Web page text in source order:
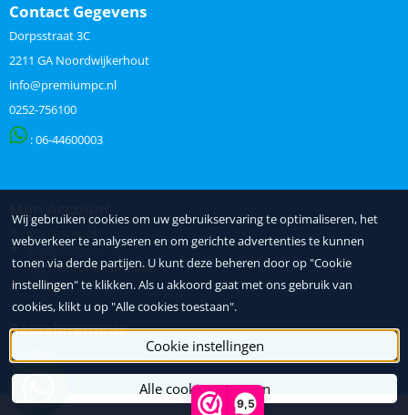
9,5
Contact Gegevens
Dorpsstraat 3C
2211 GA Noordwijkerhout
info@premiumpc.nl
0252-756100
: 06-44600003
Mijn Account
Wijzig Account
Mijn Accountinformatie
Inloggen
Betaalmethode
Contant
Pin
Wij gebruiken cookies om uw gebruikservaring te optimaliseren, het
webverkeer te analyseren en om gerichte advertenties te kunnen
tonen via derde partijen. U kunt deze beheren door op "Cookie
instellingen" te klikken. Als u akkoord gaat met ons gebruik van
cookies, klikt u op "Alle cookies toestaan".
Cookie instellingen
Alle cookies toestaan